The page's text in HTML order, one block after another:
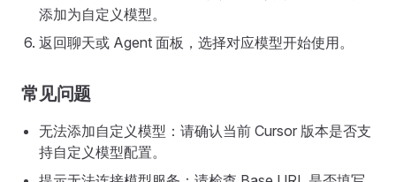
添加为自定义模型。
返回聊天或 Agent 面板，选择对应模型开始使用。
常见问题
无法添加自定义模型：请确认当前 Cursor 版本是否支
持自定义模型配置。